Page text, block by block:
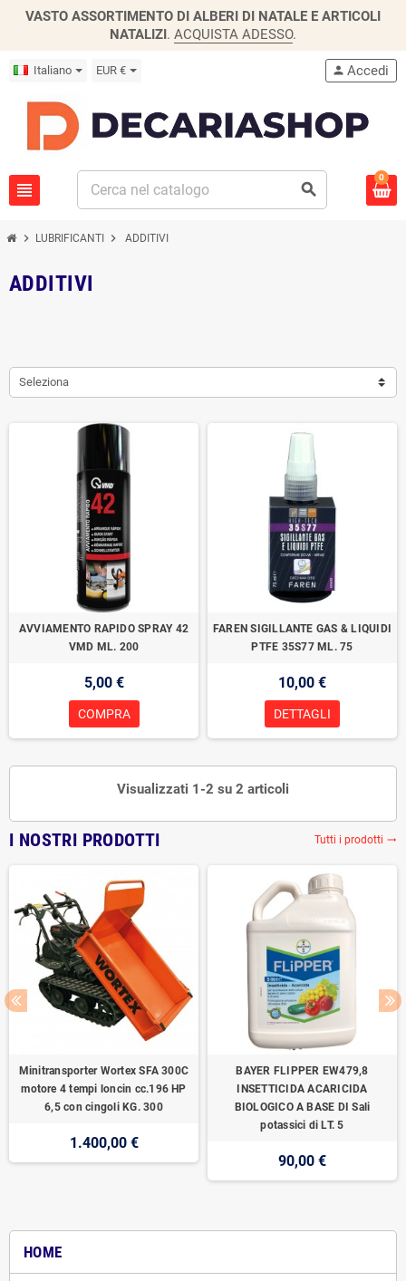
VASTO ASSORTIMENTO DI ALBERI DI NATALE E ARTICOLI
NATALIZI. ACQUISTA ADESSO.
Italiano EUR €
view_headline search
person Accedi
0
chevron_right LUBRIFICANTI chevron_right ADDITIVI
HOME
ADDITIVI
Seleziona
AVVIAMENTO RAPIDO SPRAY 42
VMD ML. 200
5,00 €
COMPRA
FAREN SIGILLANTE GAS & LIQUIDI
PTFE 35S77 ML. 75
10,00 €
DETTAGLI
Visualizzati 1-2 su 2 articoli
I NOSTRI PRODOTTI Tutti i prodotti trending_flat
Minitransporter Wortex SFA 300C
motore 4 tempi loncin cc.196 HP
6,5 con cingoli KG. 300
1.400,00 €
BAYER FLIPPER EW479,8
INSETTICIDA ACARICIDA
BIOLOGICO A BASE DI Sali
potassici di LT. 5
90,00 €